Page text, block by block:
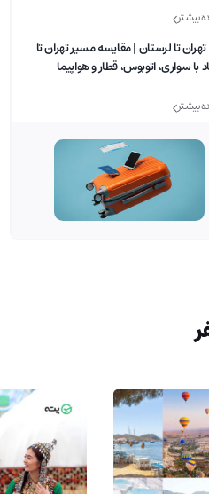
بیشتر
تا لرستان | مقایسه مسیر تهران تا
با سواری، اتوبوس، قطار و هواپیما
بیشتر